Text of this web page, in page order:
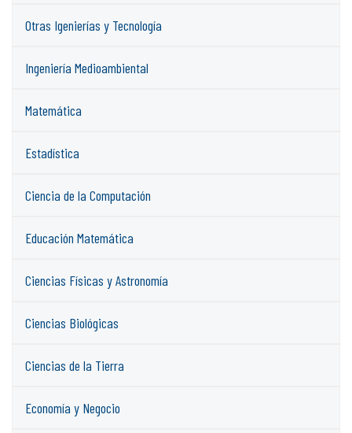
Otras Igenierías y Tecnología
Ingeniería Medioambiental
Matemática
Estadística
Ciencia de la Computación
Educación Matemática
Ciencias Físicas y Astronomía
Ciencias Biológicas
Ciencias de la Tierra
Economía y Negocio